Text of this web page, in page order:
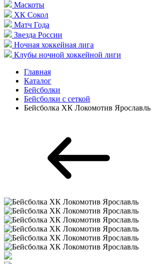
Маскоты
ХК Сокол
Матч Года
Звезда России
Ночная хоккейная лига
Клубы ночной хоккейной лиги
Главная
Каталог
Бейсболки
Бейсболки с сеткой
Бейсболка ХК Локомотив Ярославль